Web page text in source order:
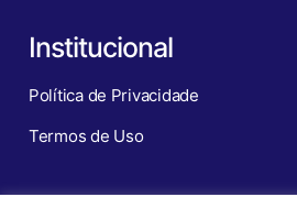
Institucional
Política de Privacidade
Termos de Uso